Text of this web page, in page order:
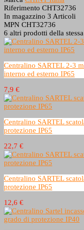
Riferimento CHT32736
In magazzino 3 Articoli
MPN CHT32736
6 altri prodotti della
Centralino SARTEL 2-3
interno ed esterno IP65
7,9 €
Centralino SARTEL
protezione IP65
22,7 €
Centralino SARTEL
protezione IP65
12,6 €